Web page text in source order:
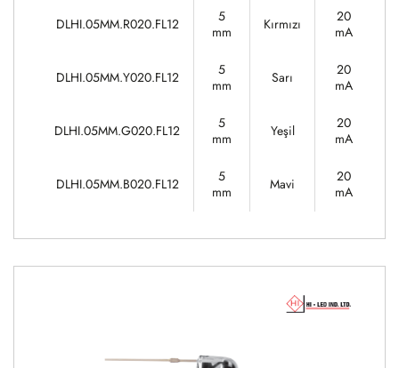
DLHI.05MM.R020.FL12
5
mm
Kırmızı
20
mA
DLHI.05MM.Y020.FL12
5
mm
Sarı
20
mA
DLHI.05MM.G020.FL12
5
mm
Yeşil
20
mA
DLHI.05MM.B020.FL12
5
mm
Mavi
20
mA